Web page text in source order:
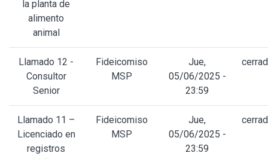
la planta de
alimento
animal
Llamado 12 -
Consultor
Senior
Fideicomiso
MSP
Jue,
05/06/2025 -
23:59
Llamado 11 –
Licenciado en
registros
Fideicomiso
MSP
Jue,
05/06/2025 -
23:59